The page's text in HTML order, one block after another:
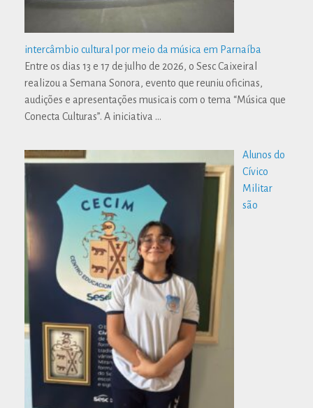
intercâmbio cultural por meio da música em Parnaíba
Entre os dias 13 e 17 de julho de 2026, o Sesc Caixeiral
realizou a Semana Sonora, evento que reuniu oficinas,
audições e apresentações musicais com o tema “Música que
Conecta Culturas”. A iniciativa …
Alunos do
Cívico
Militar
são